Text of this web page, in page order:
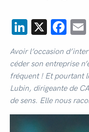
LinkedIn
X
Avoir l’occasion
céder son entreprise
fréquent ! Et pourtant
Lubin, dirigeante de
de sens. Elle nous